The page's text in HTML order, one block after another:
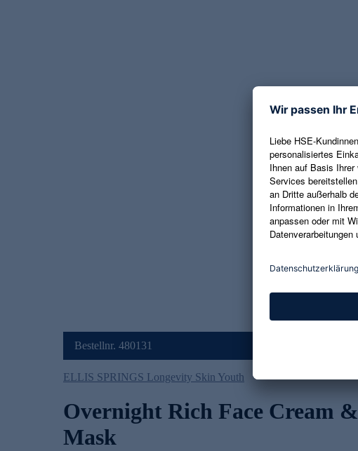
Bestellnr. 480131
ELLIS SPRINGS Longevity Skin Youth
Overnight Rich Face Cream &
Mask